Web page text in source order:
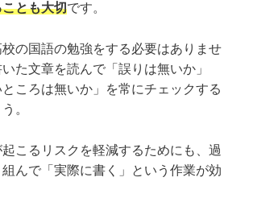
とも大切です。
の国語の勉強をする必要はありませ
た文章を読んで「誤りは無いか」
ところは無いか」を常にチェックする
。
こるリスクを軽減するためにも、過
んで「実際に書く」という作業が効